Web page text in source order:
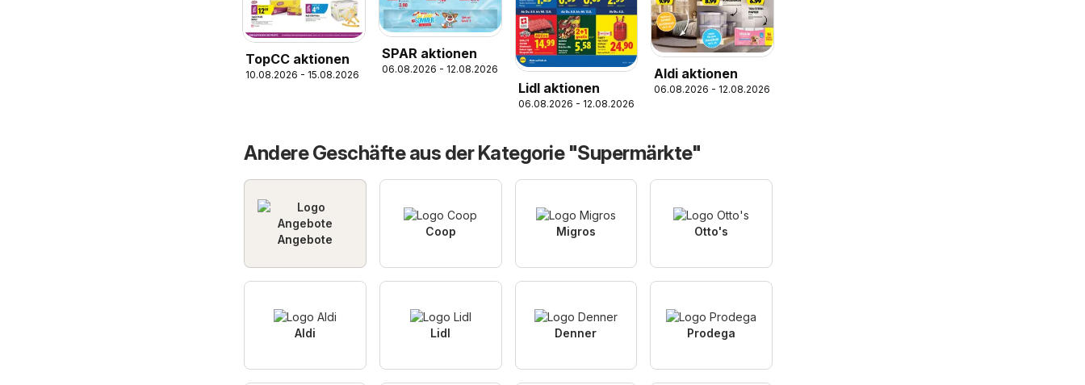
TopCC aktionen
10.08.2026 - 15.08.2026
SPAR aktionen
06.08.2026 - 12.08.2026
Lidl aktionen
06.08.2026 - 12.08.2026
Aldi aktionen
06.08.2026 - 12.08.2026
Andere Geschäfte aus der Kategorie "Supermärkte"
Angebote
Coop Migros Otto's
Aldi Lidl Denner Prodega